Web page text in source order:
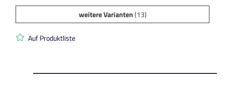
weitere Varianten(13)
Auf Produktliste